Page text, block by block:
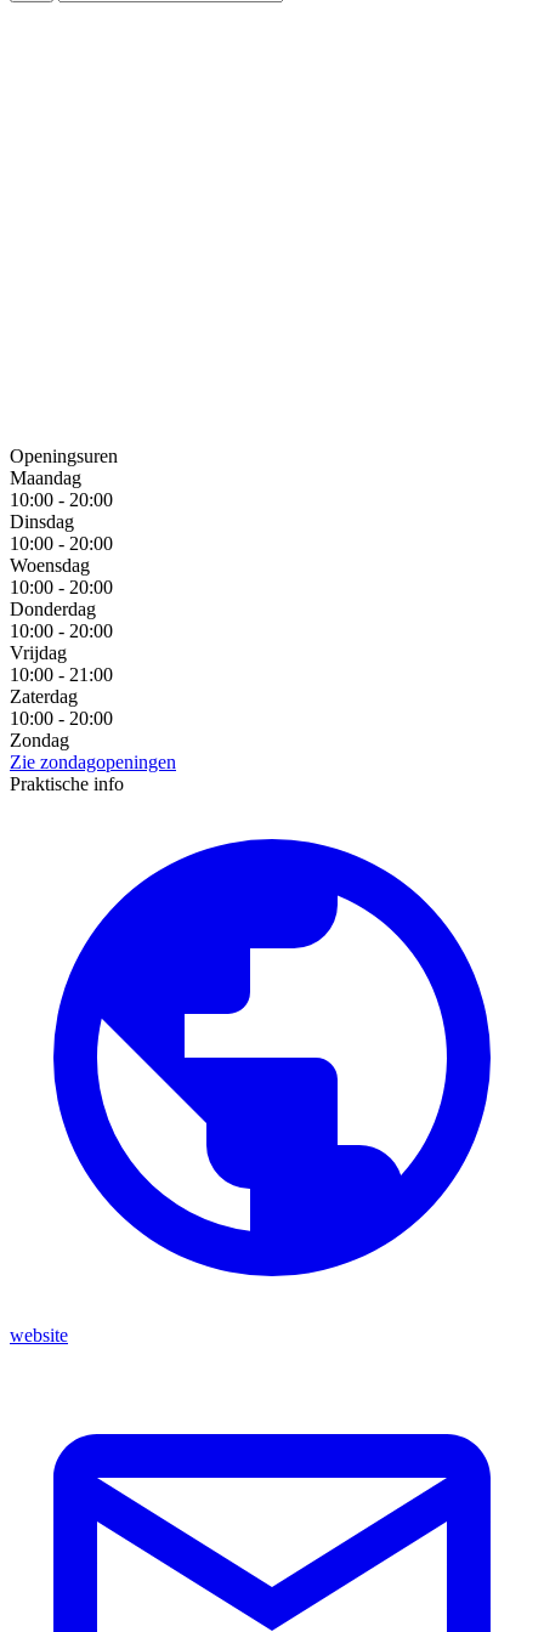
Openingsuren
Maandag
10:00 - 20:00
Dinsdag
10:00 - 20:00
Woensdag
10:00 - 20:00
Donderdag
10:00 - 20:00
Vrijdag
10:00 - 21:00
Zaterdag
10:00 - 20:00
Zondag
Zie zondagopeningen
Praktische info
website